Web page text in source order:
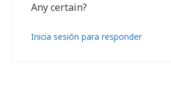
Any certain?
Inicia sesión para responder